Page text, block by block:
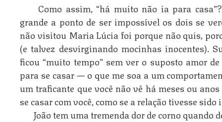
Como assim, “há muito não ia para
grande a ponto de ser impossível os dois se
não visitou Maria Lúcia foi porque não quis,
(e talvez desvirginando mocinhas inocentes).
ficou “muito tempo” sem ver o suposto amor
para se casar — o que me soa a um
um traficante que você não vê há meses ou
se casar com você, como se a relação tivesse
João tem uma tremenda dor de corno quando